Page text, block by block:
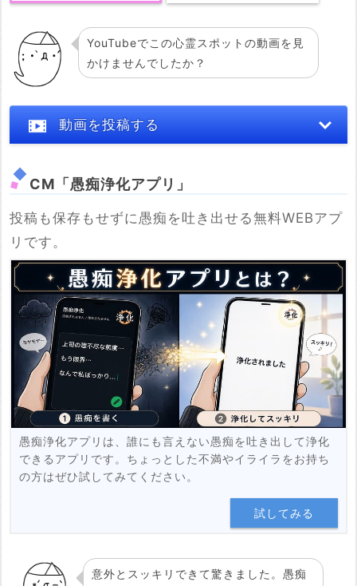
YouTubeでこの心霊スポットの動画を見
かけませんでしたか？
動画を投稿する
※YouTubeのURL
例：https://www.youtube.com/watch?v=***********
例：https://youtu.be/***********
投稿する
CM「愚痴浄化アプリ」
投稿も保存もせずに愚痴を吐き出せる無料WEBアプ
リです。
愚痴浄化アプリは、誰にも言えない愚痴を吐き出して浄化
できるアプリです。ちょっとした不満やイライラをお持ち
の方はぜひ試してみてください。
試してみる
意外とスッキリできて驚きました。愚痴